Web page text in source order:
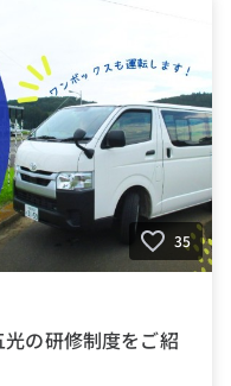
35
の研修制度をご紹